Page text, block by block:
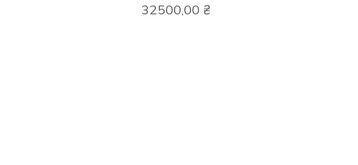
32500,00 ₴